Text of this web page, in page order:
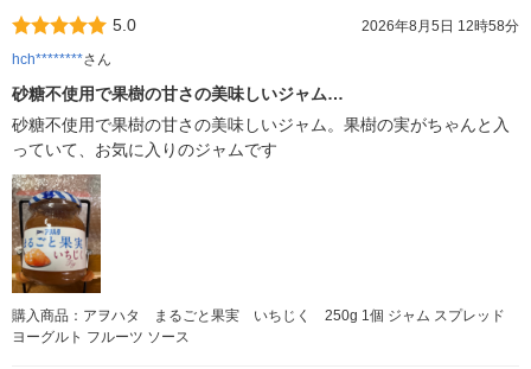
5.0
2026年8月5日 12時58分
hch********さん
砂糖不使用で果樹の甘さの美味しいジャム…
砂糖不使用で果樹の甘さの美味しいジャム。果樹の実がちゃんと入
っていて、お気に入りのジャムです
購入商品：アヲハタ まるごと果実 いちじく 250g 1個 ジャム スプレッド
ヨーグルト フルーツ ソース